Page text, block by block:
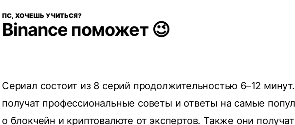
ПС, ХОЧЕШЬ УЧИТЬСЯ?
Binance поможет 😉
Сериал состоит из 8 серий продолжительностью 6–12
получат профессиональные советы и ответы на самые
о блокчейн и криптовалюте от экспертов. Также они